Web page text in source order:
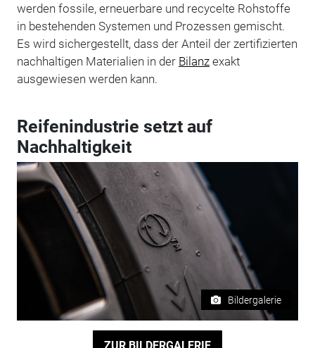
werden fossile, erneuerbare und recycelte Rohstoffe
in bestehenden Systemen und Prozessen gemischt.
Es wird sichergestellt, dass der Anteil der zertifizierten
nachhaltigen Materialien in der Bilanzexakt
ausgewiesen werden kann.
Reifenindustrie setzt auf
Nachhaltigkeit
Bildergalerie